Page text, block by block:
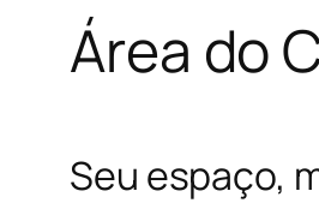
Área do
Seu espaço,